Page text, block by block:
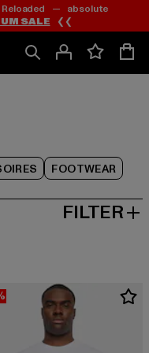
— absolute
SALE ❮❮
FOOTWEAR
FILTER